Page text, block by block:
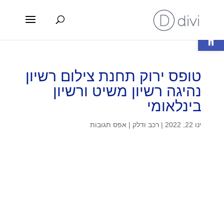
טופס ירוק תחנת צילום רשיון
נהיגה רשיון משיט ורשיון
בינלאומי
ינו 22, 2022 | רכב ודלק| אפס תגובות
פתח סרגל נגישות